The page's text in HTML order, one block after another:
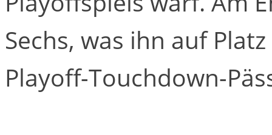
Sechs, was ihn auf
Playoff-Touchdown-